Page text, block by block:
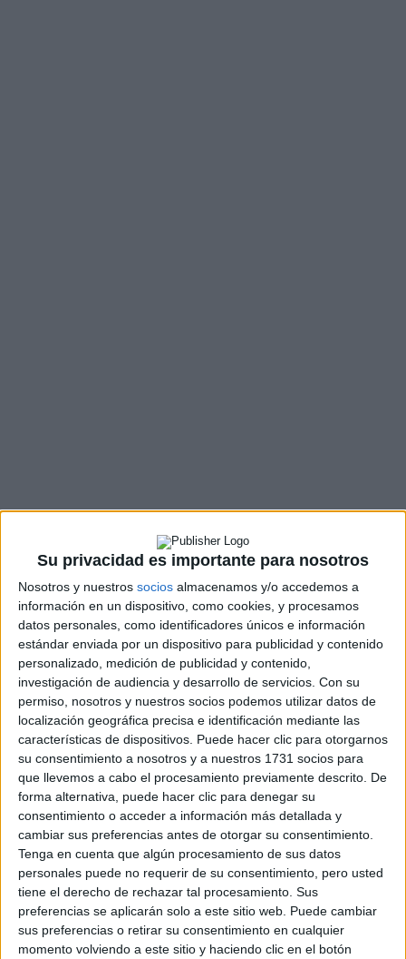
Su privacidad es importante para nosotros
Nosotros y nuestros socios almacenamos y/o accedemos a
información en un dispositivo, como cookies, y procesamos
datos personales, como identificadores únicos e información
estándar enviada por un dispositivo para publicidad y contenido
personalizado, medición de publicidad y contenido,
investigación de audiencia y desarrollo de servicios. Con su
permiso, nosotros y nuestros socios podemos utilizar datos de
localización geográfica precisa e identificación mediante las
características de dispositivos. Puede hacer clic para otorgarnos
su consentimiento a nosotros y a nuestros 1731 socios para
que llevemos a cabo el procesamiento previamente descrito. De
forma alternativa, puede hacer clic para denegar su
consentimiento o acceder a información más detallada y
cambiar sus preferencias antes de otorgar su consentimiento.
Tenga en cuenta que algún procesamiento de sus datos
personales puede no requerir de su consentimiento, pero usted
tiene el derecho de rechazar tal procesamiento. Sus
preferencias se aplicarán solo a este sitio web. Puede cambiar
sus preferencias o retirar su consentimiento en cualquier
momento volviendo a este sitio y haciendo clic en el botón